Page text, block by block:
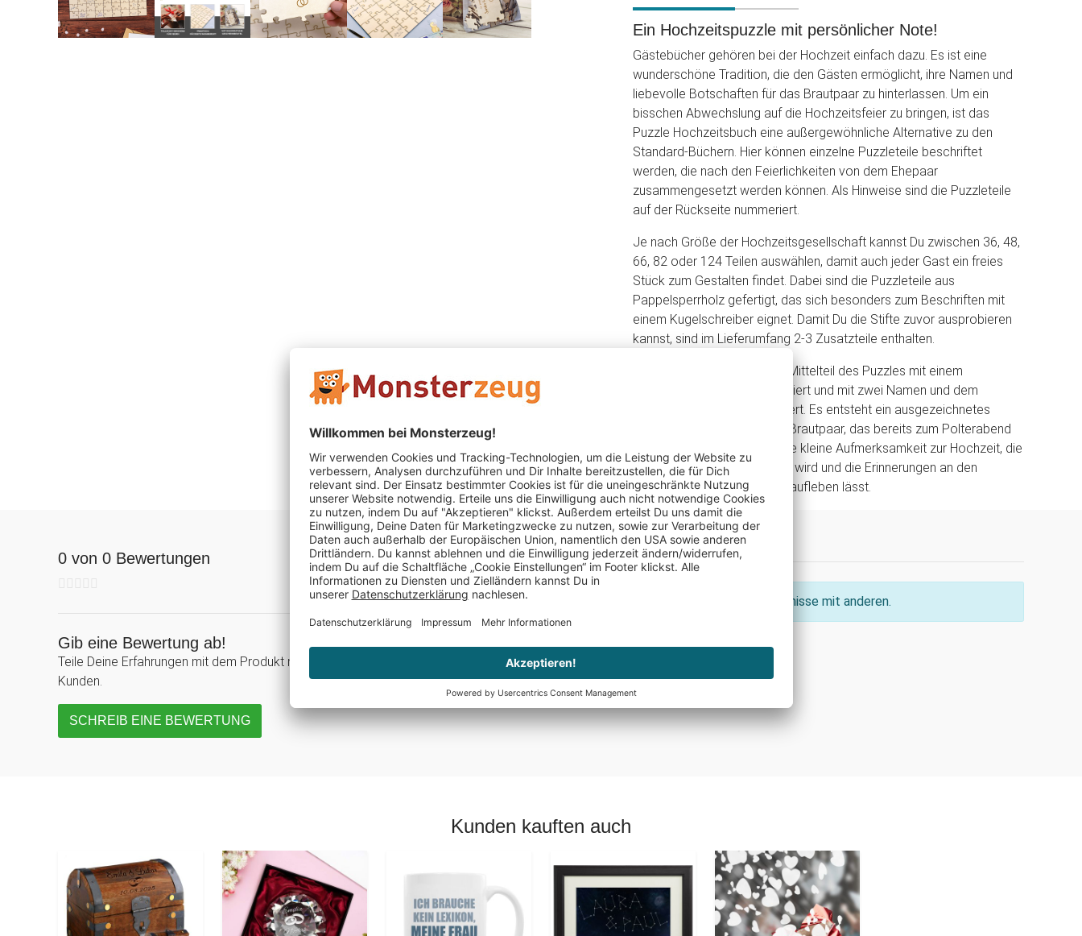
Ein Hochzeitspuzzle mit persönlicher Note!
Gästebücher gehören bei der Hochzeit einfach dazu. Es ist eine
wunderschöne Tradition, die den Gästen ermöglicht, ihre Namen und
liebevolle Botschaften für das Brautpaar zu hinterlassen. Um ein
bisschen Abwechslung auf die Hochzeitsfeier zu bringen, ist das
Puzzle Hochzeitsbuch eine außergewöhnliche Alternative zu den
Standard-Büchern. Hier können einzelne Puzzleteile beschriftet
werden, die nach den Feierlichkeiten von dem Ehepaar
zusammengesetzt werden können. Als Hinweise sind die Puzzleteile
auf der Rückseite nummeriert.
Je nach Größe der Hochzeitsgesellschaft kannst Du zwischen 36, 48,
66, 82 oder 124 Teilen auswählen, damit auch jeder Gast ein freies
Stück zum Gestalten findet. Dabei sind die Puzzleteile aus
Pappelsperrholz gefertigt, das sich besonders zum Beschriften mit
einem Kugelschreiber eignet. Damit Du die Stifte zuvor ausprobieren
kannst, sind im Lieferumfang 2-3 Zusatzteile enthalten.
Als Highlight wird der große Mittelteil des Puzzles mit einem
passenden Ringe-Motiv graviert und mit zwei Namen und dem
Hochzeitsdatum personalisiert. Es entsteht ein ausgezeichnetes
Hochzeitsgeschenk für das Brautpaar, das bereits zum Polterabend
übergeben werden kann. Eine kleine Aufmerksamkeit zur Hochzeit, die
zu einem genialen Andenken wird und die Erinnerungen an den
Hochzeitstag immer wieder aufleben lässt.
0 von 0 Bewertungen
Gib eine Bewertung ab!
Teile Deine Erfahrungen mit dem Produkt mit anderen
Kunden.
SCHREIB EINE BEWERTUNG
Keine Bewertungen gefunden. Geh voran und teil Deine Erkenntnisse mit anderen.
Kunden kauften auch